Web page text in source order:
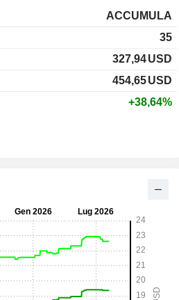
ACCUMULA
35
327,94USD
454,65USD
+38,64%